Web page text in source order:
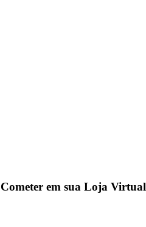
em sua Loja Virtual